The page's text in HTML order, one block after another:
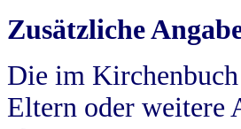
Zusätzliche
Die im
Eltern oder weitere